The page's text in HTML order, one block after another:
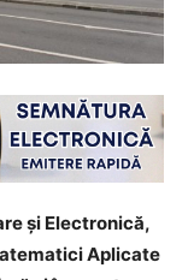
și Electronică,
Aplicate